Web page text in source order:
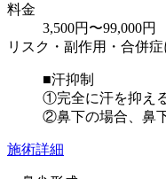
料金
3,500円〜99,000円
リスク・副作用・合併
■汗抑制
①完全に汗を抑え
②鼻下の場合、鼻
施術詳細